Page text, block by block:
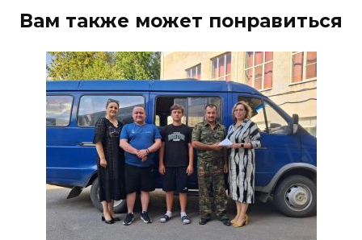
Это стало нашей традицией:
ростовчане установили
самодельные поилки для
бездомных животных
08 августа 2026 16:56
Журналисты «ДОН 24» вышли
на субботник в парке
Вам также может понравиться